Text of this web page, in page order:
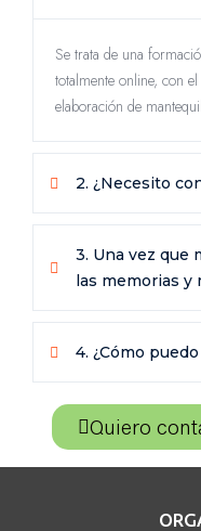
Se trata de una
totalmente online, con
elaboración de
2. ¿Necesito
3. Una vez que
las memorias y
4. ¿Cómo
Quiero